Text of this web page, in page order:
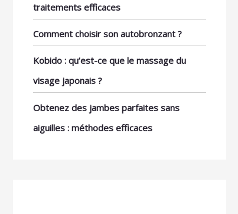
traitements efficaces
Comment choisir son autobronzant ?
Kobido : qu’est-ce que le massage du
visage japonais ?
Obtenez des jambes parfaites sans
aiguilles : méthodes efficaces